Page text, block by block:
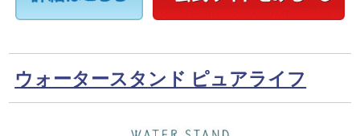
ウォータースタンド ピュアライフ